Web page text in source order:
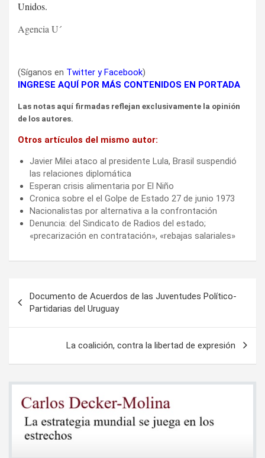
Unidos.
Agencia U´
(Síganos en Twitter yFacebook)
INGRESE AQUÍ POR MÁS CONTENIDOS EN PORTADA
Las notas aquí firmadas reflejan exclusivamente la opinión
de los autores.
Otros artículos del mismo autor:
Javier Milei ataco al presidente Lula, Brasil suspendió
las relaciones diplomática
Esperan crisis alimentaria por El Niño
Cronica sobre el el Golpe de Estado 27 de junio 1973
Nacionalistas por alternativa a la confrontación
Denuncia: del Sindicato de Radios del estado;
«precarización en contratación», «rebajas salariales»
de
entradas
Documento de Acuerdos de las Juventudes Político-
Partidarias del Uruguay
La coalición, contra la libertad de expresión